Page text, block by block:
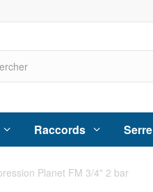
Raccords Serre
Planet FM 3/4" 2 bar